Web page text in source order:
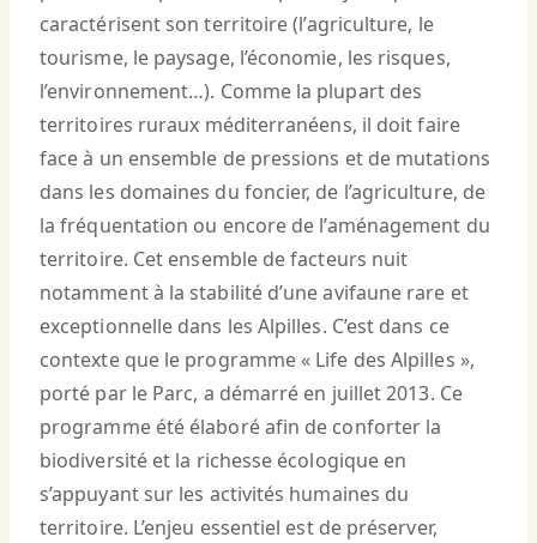
caractérisent son territoire (l’agriculture, le
tourisme, le paysage, l’économie, les risques,
l’environnement…). Comme la plupart des
territoires ruraux méditerranéens, il doit faire
face à un ensemble de pressions et de mutations
dans les domaines du foncier, de l’agriculture, de
la fréquentation ou encore de l’aménagement du
territoire. Cet ensemble de facteurs nuit
notamment à la stabilité d’une avifaune rare et
exceptionnelle dans les Alpilles. C’est dans ce
contexte que le programme « Life des Alpilles »,
porté par le Parc, a démarré en juillet 2013. Ce
programme été élaboré afin de conforter la
biodiversité et la richesse écologique en
s’appuyant sur les activités humaines du
territoire. L’enjeu essentiel est de préserver,